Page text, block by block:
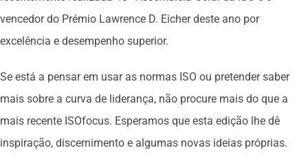
vencedor do Prémio Lawrence D. Eicher deste ano por
excelência e desempenho superior.
Se está a pensar em usar as normas ISO ou pretender saber
mais sobre a curva de liderança, não procure mais do que a
mais recente ISOfocus. Esperamos que esta edição lhe dê
inspiração, discernimento e algumas novas ideias próprias.